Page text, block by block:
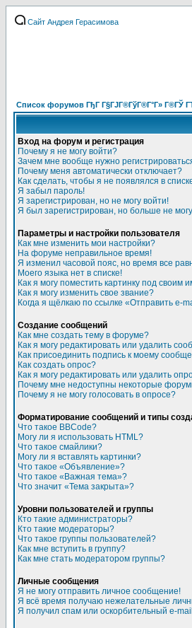
Сайт Андрея Герасимова
Список форумов ГђГ Г§ГЈГ®ГўГ®Г°Г» Г®ГЎ
Вход на форум и регистрация
Почему я не могу войти?
Зачем мне вообще нужно
Почему меня автоматически отключает?
Как сделать, чтобы я не появлялся в
Я забыл пароль!
Я зарегистрирован, но не могу войти!
Я был зарегистрирован, но больше не
Параметры и настройки пользователя
Как мне изменить мои настройки?
На форуме неправильное время!
Я изменил часовой пояс, но время все
Моего языка нет в списке!
Как я могу поместить картинку под своим
Как я могу изменить свое звание?
Когда я щёлкаю по ссылке «Отправить e-
Создание сообщений
Как мне создать тему в форуме?
Как я могу редактировать или удалить
Как присоединить подпись к моему
Как создать опрос?
Как я могу редактировать или удалить
Почему мне недоступны некоторые
Почему я не могу голосовать в опросе?
Форматирование сообщений и типы
Что такое BBCode?
Могу ли я использовать HTML?
Что такое смайлики?
Могу ли я вставлять картинки?
Что такое «Объявление»?
Что такое «Важная тема»?
Что значит «Тема закрыта»?
Уровни пользователей и группы
Кто такие администраторы?
Кто такие модераторы?
Что такое группы пользователей?
Как мне вступить в группу?
Как мне стать модератором группы?
Личные сообщения
Я не могу отправить личное сообщение!
Я всё время получаю нежелательные
Я получил спам или оскорбительный e-